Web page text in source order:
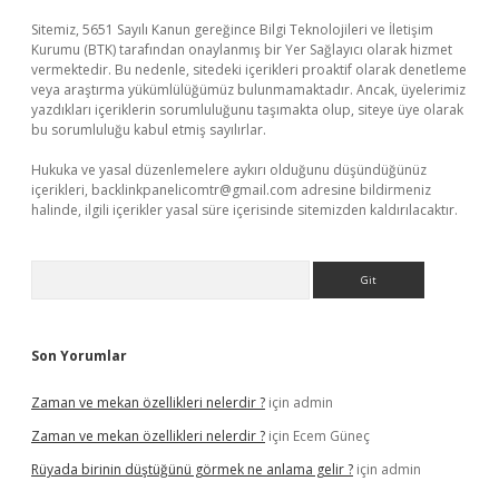
Sitemiz, 5651 Sayılı Kanun gereğince Bilgi Teknolojileri ve İletişim
Kurumu (BTK) tarafından onaylanmış bir Yer Sağlayıcı olarak hizmet
vermektedir. Bu nedenle, sitedeki içerikleri proaktif olarak denetleme
veya araştırma yükümlülüğümüz bulunmamaktadır. Ancak, üyelerimiz
yazdıkları içeriklerin sorumluluğunu taşımakta olup, siteye üye olarak
bu sorumluluğu kabul etmiş sayılırlar.
Hukuka ve yasal düzenlemelere aykırı olduğunu düşündüğünüz
içerikleri, backlinkpanelicomtr@gmail.com adresine bildirmeniz
halinde, ilgili içerikler yasal süre içerisinde sitemizden kaldırılacaktır.
Son Yorumlar
Zaman ve mekan özellikleri nelerdir ? için admin
Zaman ve mekan özellikleri nelerdir ? için Ecem Güneç
Rüyada birinin düştüğünü görmek ne anlama gelir ? için admin